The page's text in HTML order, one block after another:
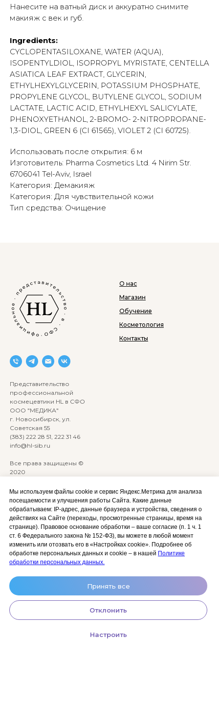
Мы используем файлы cookie и сервис Яндекс.Метрика для анализа
посещаемости и улучшения работы Сайта. Какие данные
обрабатываем: IP‑адрес, данные браузера и устройства, сведения о
действиях на Сайте (переходы, просмотренные страницы, время на
странице). Правовое основание обработки – ваше согласие (п. 1 ч. 1
ст. 6 Федерального закона № 152‑ФЗ), вы можете в любой момент
изменить или отозвать его в «Настройках cookie». Подробнее об
обработке персональных данных и cookie – в нашей Политике
обработки персональных данных.
Принять все
Отклонить
Настроить
Нанесите на ватный диск и аккуратно снимите
макияж с век и губ.
Ingredients:
CYCLOPENTASILOXANE, WATER (AQUA),
ISOPENTYLDIOL, ISOPROPYL MYRISTATE, CENTELLA
ASIATICA LEAF EXTRACT, GLYCERIN,
ETHYLHEXYLGLYCERIN, POTASSIUM PHOSPHATE,
PROPYLENE GLYCOL, BUTYLENE GLYCOL, SODIUM
LACTATE, LACTIC ACID, ETHYLHEXYL SALICYLATE,
PHENOXYETHANOL, 2-BROMO- 2-NITROPROPANE-
1,3-DIOL, GREEN 6 (CI 61565), VIOLET 2 (CI 60725).
Использовать после открытия: 6 м
Изготовитель: Pharma Cosmetics Ltd. 4 Nirim Str.
6706041 Tel-Aviv, Israel
Категория: Демакияж
Категория: Для чувствительной кожи
Тип средства: Очищение
Представительство
профессиональной
космецевтики HL в СФО
ООО "МЕДИКА"
г. Новосибирск, ул.
Советская 55
(383) 222 28 51, 222 31 46
info@hl-sib.ru
Все права защищены ©
2020
ANKRYONK
О нас
Магазин
Обучение
Косметология
Контакты
Акции и скидки
Оплата, доставка и возврат
Сотрудничество
Личный кабинет (Обучение)
Политика
конфиденциальности
Согласие на обработку
персональных данных
космецевтики